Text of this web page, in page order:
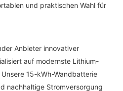
und praktischen Wahl für
Anbieter innovativer
auf modernste Lithium-
15-kWh-Wandbatterie
nachhaltige Stromversorgung